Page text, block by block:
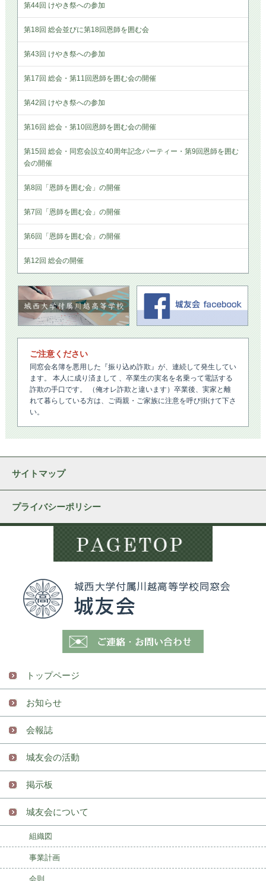
第44回 けやき祭への参加
第18回 総会並びに第18回恩師を囲む会
第43回 けやき祭への参加
第17回 総会・第11回恩師を囲む会の開催
第42回 けやき祭への参加
第16回 総会・第10回恩師を囲む会の開催
第15回 総会・同窓会設立40周年記念パーティー・第9回恩師を囲む
会の開催
第8回「恩師を囲む会」の開催
第7回「恩師を囲む会」の開催
第6回「恩師を囲む会」の開催
第12回 総会の開催
ご注意ください
同窓会名簿を悪用した『振り込め詐欺』が、連続して発生してい
ます。 本人に成り済まして 、卒業生の実名を名乗って電話する
詐欺の手口です。 （俺オレ詐欺と違います）卒業後、実家と離
れて暮らしている方は、ご両親・ご家族に注意を呼び掛けて下さ
い。
サイトマップ
プライバシーポリシー
トップページ
お知らせ
会報誌
城友会の活動
掲示板
城友会について
組織図
事業計画
会則